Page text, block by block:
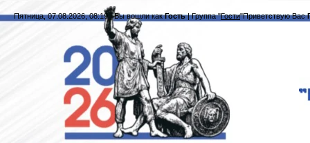
Пятница, 07.08.2026, 08:19 |Вы вошли как Гость|Группа"Гости"Приветствую Вас